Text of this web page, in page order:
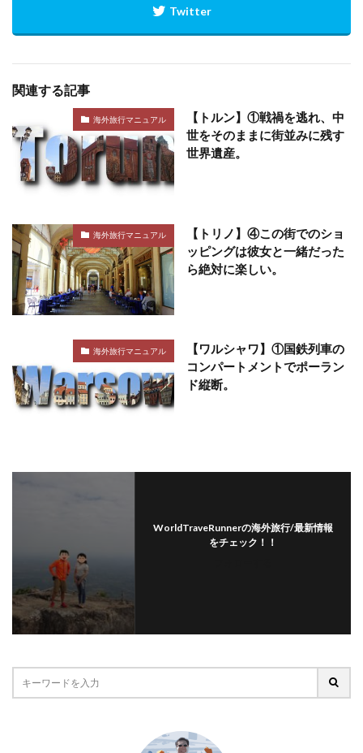
関連する記事
海外旅行マニュアル
【トルン】①戦禍を逃れ、中
世をそのままに街並みに残す
世界遺産。
海外旅行マニュアル
【トリノ】④この街でのショ
ッピングは彼女と一緒だった
ら絶対に楽しい。
海外旅行マニュアル
【ワルシャワ】①国鉄列車の
コンパートメントでポーラン
ド縦断。
WorldTraveRunnerの海外旅行/最新情報
をチェック！！